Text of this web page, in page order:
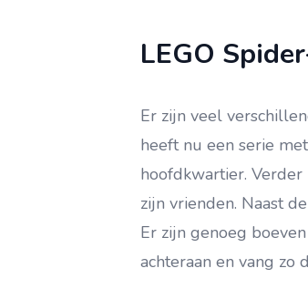
LEGO
Er zijn veel
heeft nu een serie
hoofdkwartier.
zijn vrienden. Naast
Er zijn genoeg
achteraan en vang zo